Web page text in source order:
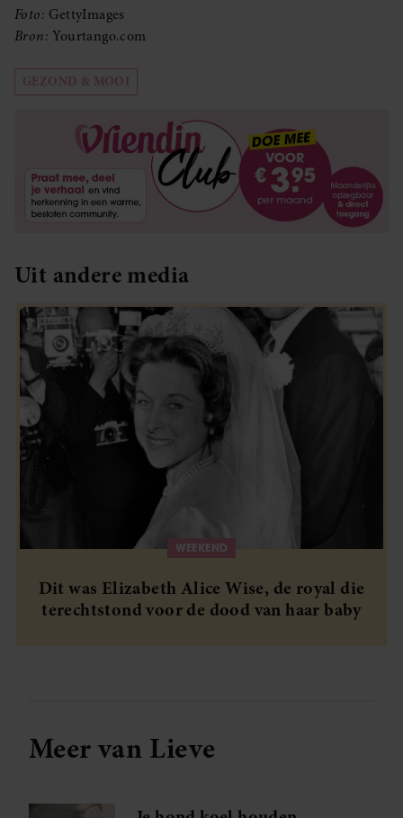
Foto: GettyImages
Bron: Yourtango.com
GEZOND & MOOI
Uit andere media
WEEKEND
Dit was Elizabeth Alice Wise, de royal die
terechtstond voor de dood van haar baby
Meer van Lieve